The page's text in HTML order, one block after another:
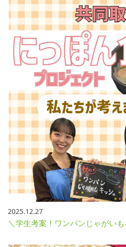
2025.12.27
＼学生考案！ワンパンじゃがい